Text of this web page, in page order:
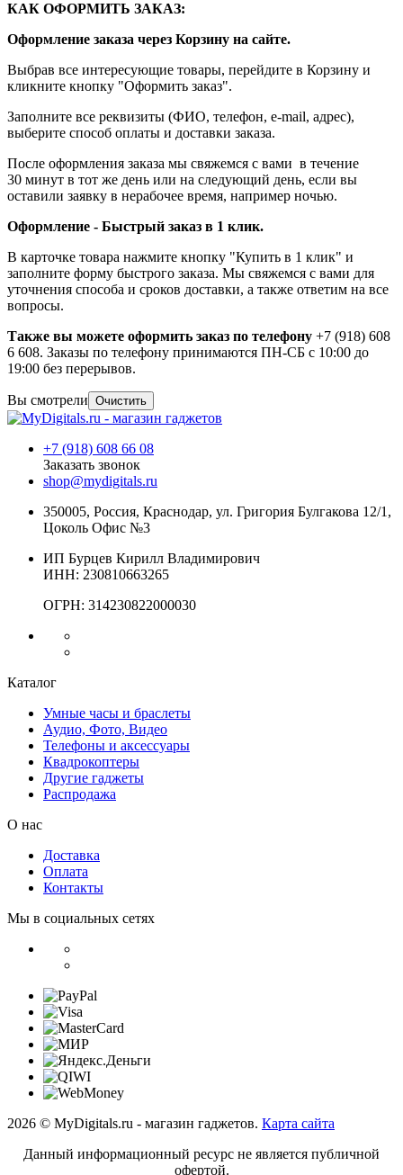
КАК ОФОРМИТЬ ЗАКАЗ:
Оформление заказа через Корзину на сайте.
Выбрав все интересующие товары, перейдите в Корзину и
кликните кнопку "Оформить заказ".
Заполните все реквизиты (ФИО, телефон, e-mail, адрес),
выберите способ оплаты и доставки заказа.
После оформления заказа мы свяжемся с вами в течение
30 минут в тот же день или на следующий день, если вы
оставили заявку в нерабочее время, например ночью.
Оформление - Быстрый заказ в 1 клик.
В карточке товара нажмите кнопку "Купить в 1 клик" и
заполните форму быстрого заказа. Мы свяжемся с вами для
уточнения способа и сроков доставки, а также ответим на все
вопросы.
Также вы можете оформить заказ по телефону +7 (918) 608
6 608. Заказы по телефону принимаются ПН-СБ с 10:00 до
19:00 без перерывов.
Вы смотрели Очистить
+7 (918) 608 66 08
Заказать звонок
shop@mydigitals.ru
350005, Россия, Краснодар, ул. Григория Булгакова 12/1,
Цоколь Офис №3
ИП Бурцев Кирилл Владимирович
ИНН: 230810663265
ОГРН: 314230822000030
Каталог
Умные часы и браслеты
Аудио, Фото, Видео
Телефоны и аксессуары
Квадрокоптеры
Другие гаджеты
Распродажа
О нас
Доставка
Оплата
Контакты
Мы в социальных сетях
2026 © MyDigitals.ru - магазин гаджетов. Карта сайта
Данный информационный ресурс не является публичной
офертой.